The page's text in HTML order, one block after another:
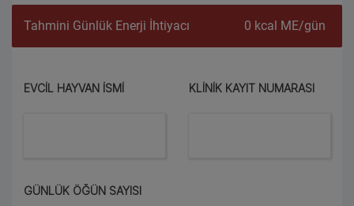
Tahmini Günlük Enerji İhtiyacı 0 kcal ME/gün
EVCIL HAYVAN İSMI KLINIK KAYIT NUMARASI
GÜNLÜK ÖĞÜN SAYISI